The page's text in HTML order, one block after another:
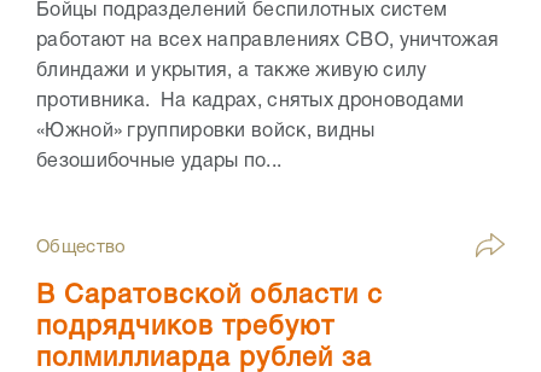
Бойцы подразделений беспилотных систем
работают на всех направлениях СВО, уничтожая
блиндажи и укрытия, а также живую силу
противника. На кадрах, снятых дроноводами
«Южной» группировки войск, видны
безошибочные удары по...
Общество
В Саратовской области с
подрядчиков требуют
полмиллиарда рублей за